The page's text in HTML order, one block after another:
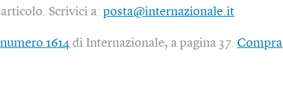
articolo. Scrivici a:posta@internazionale.it
numero 1614 di Internazionale, a pagina 37.Compra